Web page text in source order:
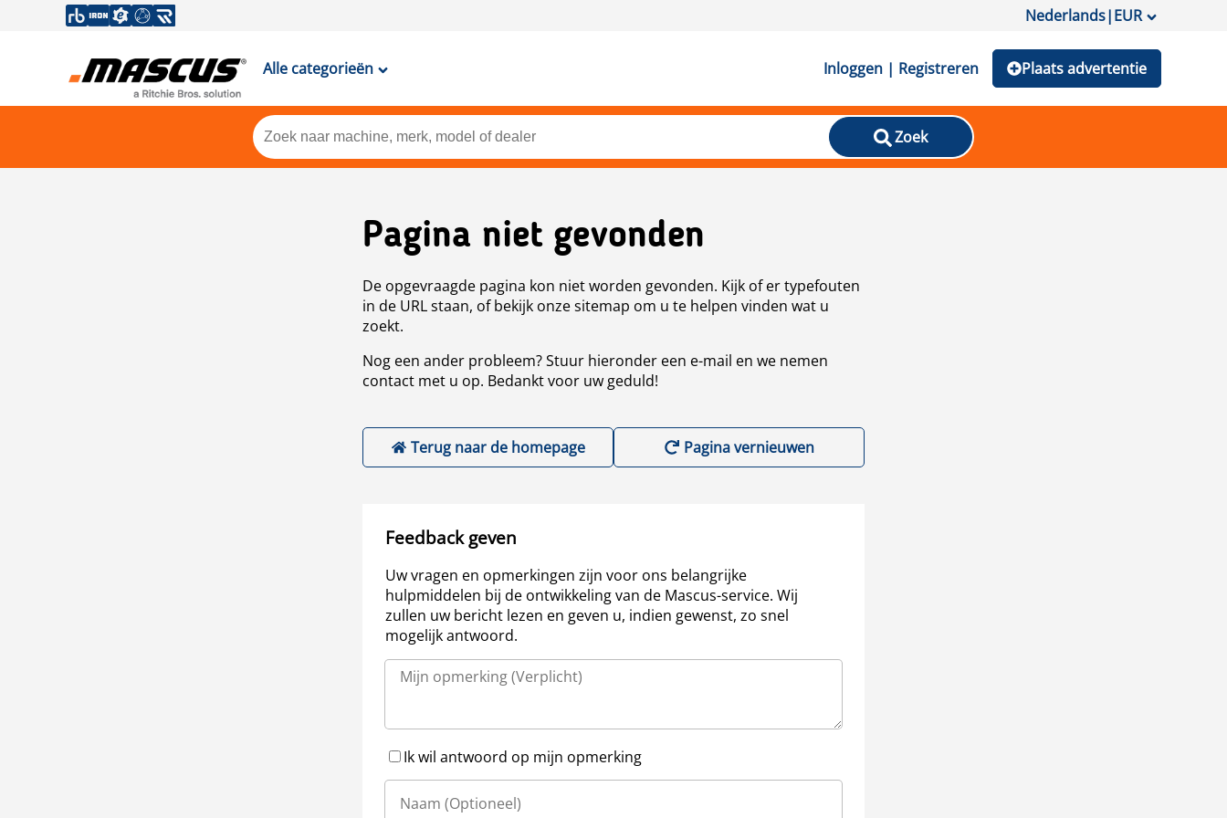
Nederlands|EUR
Alle categorieën Inloggen | Registreren Plaats advertentie
Zoek
Pagina niet gevonden
De opgevraagde pagina kon niet worden gevonden. Kijk of er typefouten
in de URL staan, of bekijk onze sitemap om u te helpen vinden wat u
zoekt.
Nog een ander probleem? Stuur hieronder een e-mail en we nemen
contact met u op. Bedankt voor uw geduld!
Terug naar de homepage Pagina vernieuwen
Feedback geven
Uw vragen en opmerkingen zijn voor ons belangrijke
hulpmiddelen bij de ontwikkeling van de Mascus-service. Wij
zullen uw bericht lezen en geven u, indien gewenst, zo snel
mogelijk antwoord.
Ik wil antwoord op mijn opmerking